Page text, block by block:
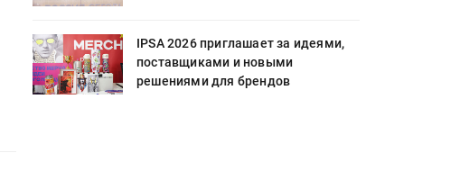
IPSA 2026 приглашает за идеями,
поставщиками и новыми
решениями для брендов